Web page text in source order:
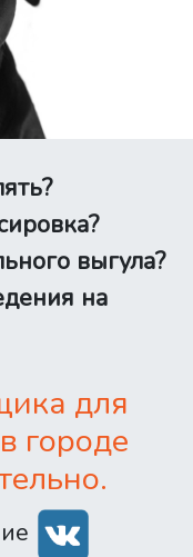
выгула?
на
для
городе